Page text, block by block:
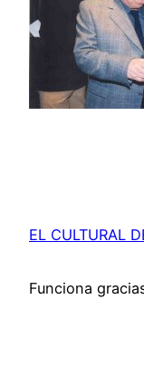
EL CULTURAL
Funciona